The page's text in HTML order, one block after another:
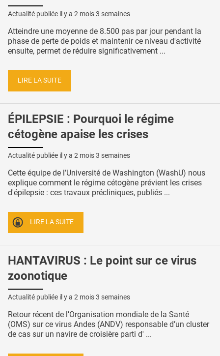
Actualité publiée il y a 2 mois 3 semaines
Atteindre une moyenne de 8.500 pas par jour pendant la
phase de perte de poids et maintenir ce niveau d'activité
ensuite, permet de réduire significativement ...
LIRE LA SUITE
ÉPILEPSIE : Pourquoi le régime
cétogène apaise les crises
Actualité publiée il y a 2 mois 3 semaines
Cette équipe de l’Université de Washington (WashU) nous
explique comment le régime cétogène prévient les crises
d'épilepsie : ces travaux précliniques, publiés ...
LIRE LA SUITE
HANTAVIRUS : Le point sur ce virus
zoonotique
Actualité publiée il y a 2 mois 3 semaines
Retour récent de l’Organisation mondiale de la Santé
(OMS) sur ce virus Andes (ANDV) responsable d’un cluster
de cas sur un navire de croisière parti d' ...